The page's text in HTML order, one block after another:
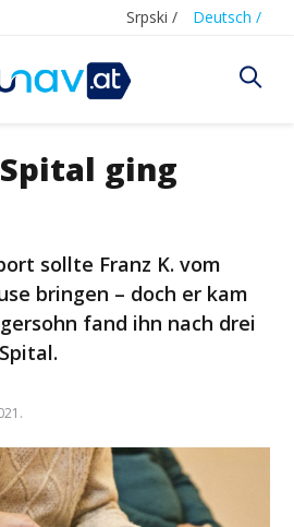
Srpski / Deutsch /
ging
sollte Franz K. vom
bringen – doch er kam
fand ihn nach drei